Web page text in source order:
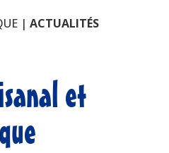
| ACTUALITÉS
et